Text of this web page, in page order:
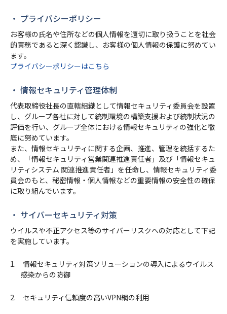
・ プライバシーポリシー
お客様の氏名や住所などの個人情報を適切に取り扱うことを社会
的責務であると深く認識し、お客様の個人情報の保護に努めてい
ます。
プライバシーポリシーはこちら
・ 情報セキュリティ管理体制
代表取締役社長の直轄組織として情報セキュリティ委員会を設置
し、グループ各社に対して統制環境の構築支援および統制状況の
評価を行い、グループ全体における情報セキュリティの強化と徹
底に努めています。
また、情報セキュリティに関する企画、推進、管理を統括するた
め、「情報セキュリティ営業関連推進責任者」及び「情報セキュ
リティシステム 関連推進責任者」を任命し、情報セキュリティ委
員会のもと、秘密情報・個人情報などの重要情報の安全性の確保
に取り組んでいます。
・ サイバーセキュリティ対策
ウイルスや不正アクセス等のサイバーリスクへの対応として下記
を実施しています。
1. 情報セキュリティ対策ソリューションの導入によるウイルス
感染からの防御
2. セキュリティ信頼度の高いVPN網の利用